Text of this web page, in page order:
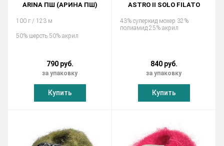
ARINA ПШ (АРИНА ПШ)
100 г / 123 м
50% шерсть 50% акрил
790 руб.
за упаковку
Купить
ASTRO II SOLO FILATO
43% суперкид мохер 32%
полиамид 25% акрил
840 руб.
за упаковку
Купить